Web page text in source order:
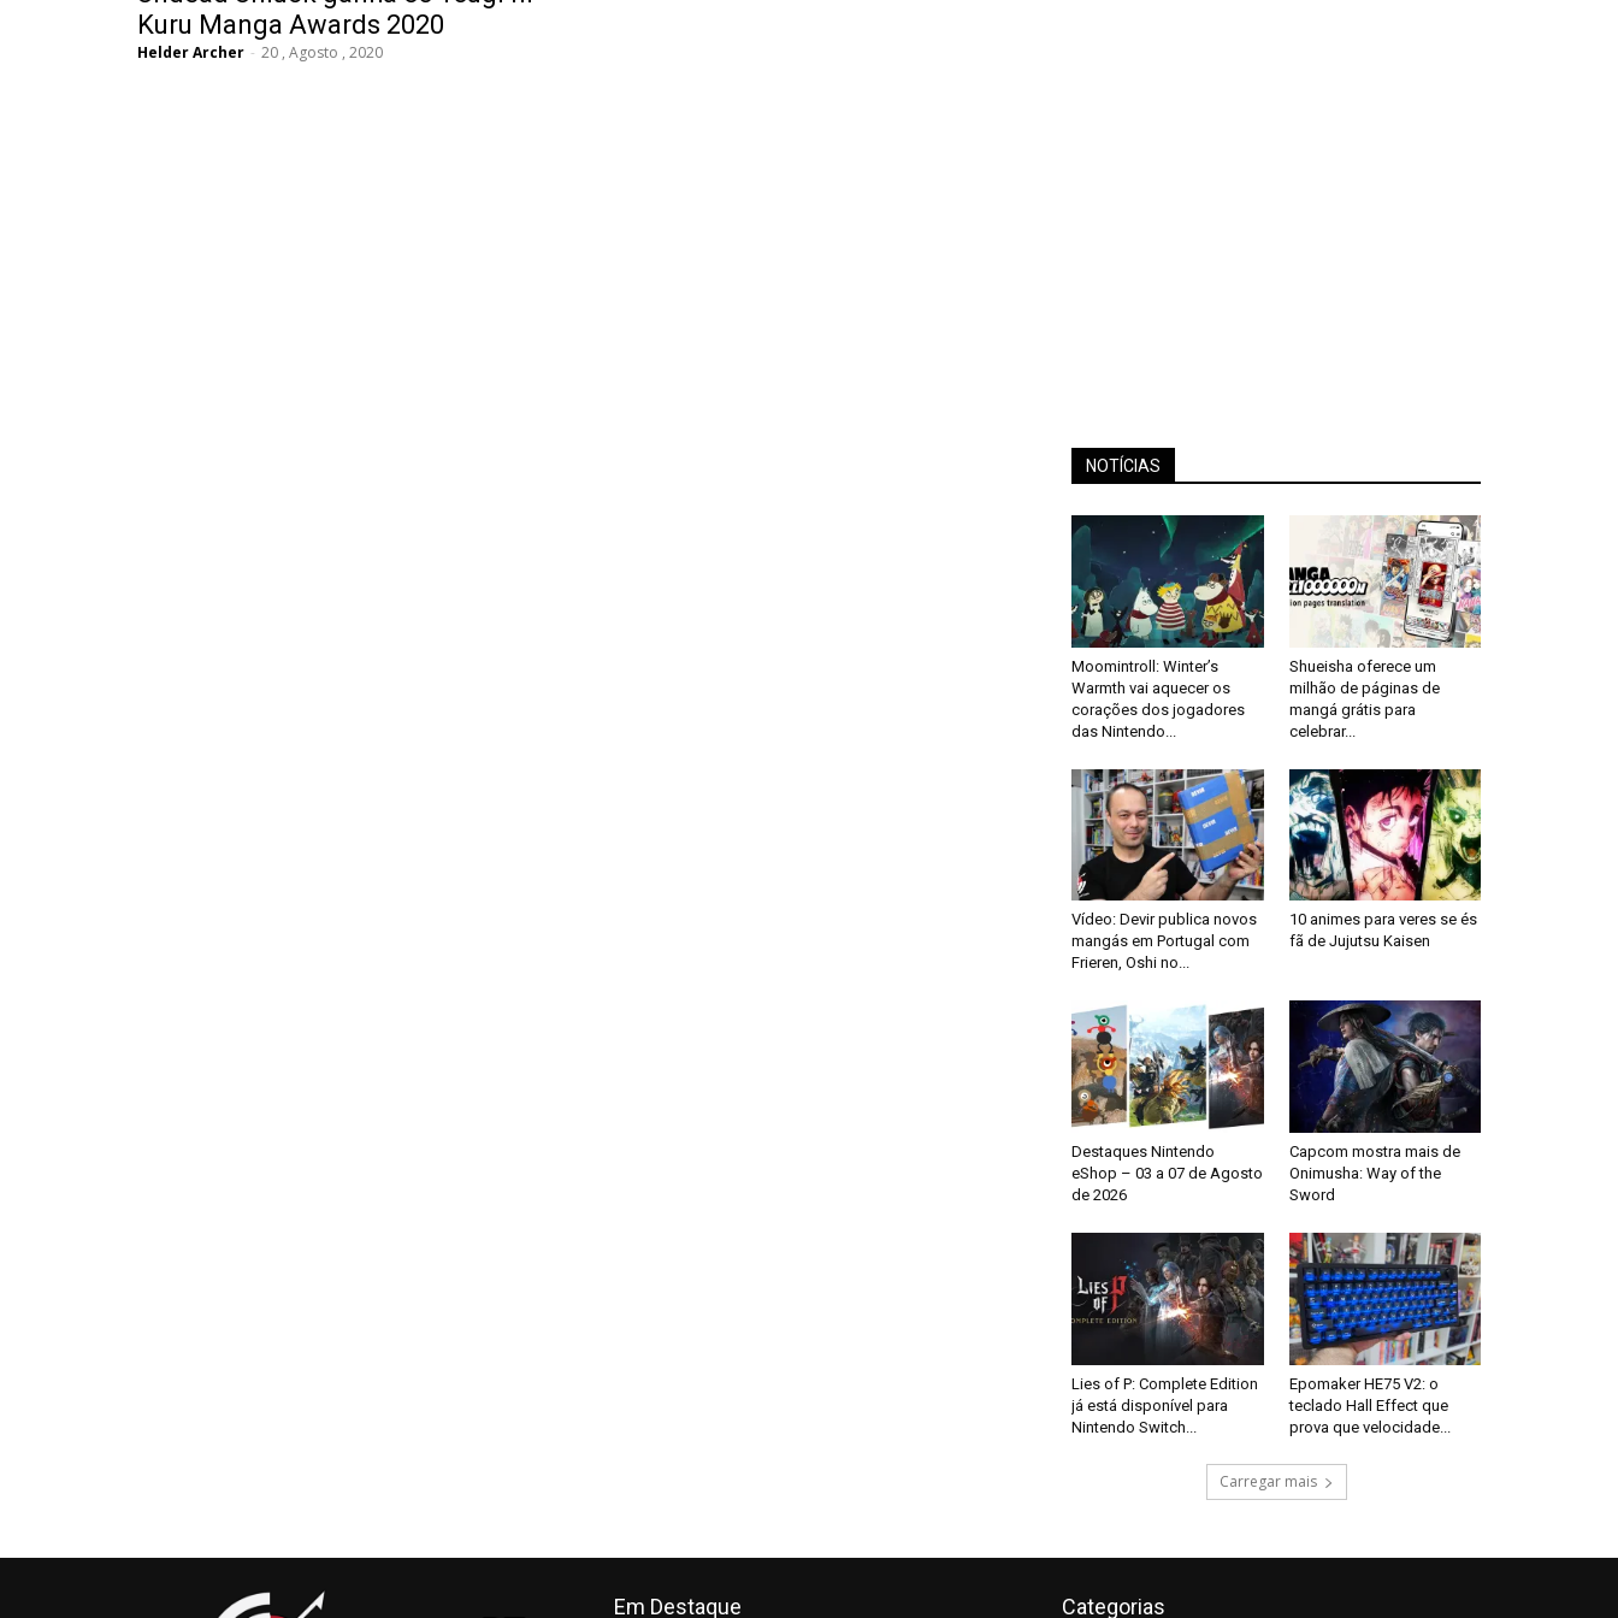
Kuru Manga Awards 2020
Helder Archer - 20 , Agosto , 2020
NOTÍCIAS
Moomintroll: Winter’s
Warmth vai aquecer os
corações dos jogadores
das Nintendo...
Shueisha oferece um
milhão de páginas de
mangá grátis para
celebrar...
Vídeo: Devir publica novos
mangás em Portugal com
Frieren, Oshi no...
10 animes para veres se és
fã de Jujutsu Kaisen
Destaques Nintendo
eShop – 03 a 07 de Agosto
de 2026
Capcom mostra mais de
Onimusha: Way of the
Sword
Lies of P: Complete Edition
já está disponível para
Nintendo Switch...
Epomaker HE75 V2: o
teclado Hall Effect que
prova que velocidade...
Carregar mais
Em Destaque Categorias